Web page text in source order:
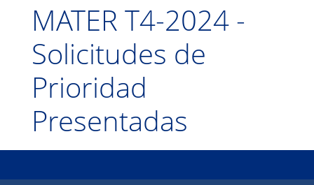
MATER T4-2024 -
Solicitudes de
Prioridad
Presentadas